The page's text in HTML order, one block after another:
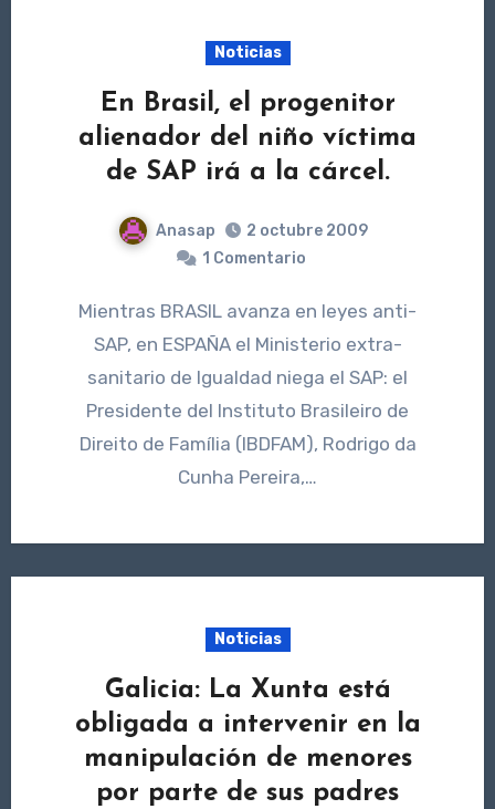
Noticias
En Brasil, el progenitor
alienador del niño víctima
de SAP irá a la cárcel.
Anasap
2 octubre 2009
1 Comentario
Mientras BRASIL avanza en leyes anti-
SAP, en ESPAÑA el Ministerio extra-
sanitario de Igualdad niega el SAP: el
Presidente del Instituto Brasileiro de
Direito de Família (IBDFAM), Rodrigo da
Cunha Pereira,…
Noticias
Galicia: La Xunta está
obligada a intervenir en la
manipulación de menores
por parte de sus padres